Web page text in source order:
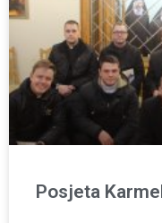
Posjeta